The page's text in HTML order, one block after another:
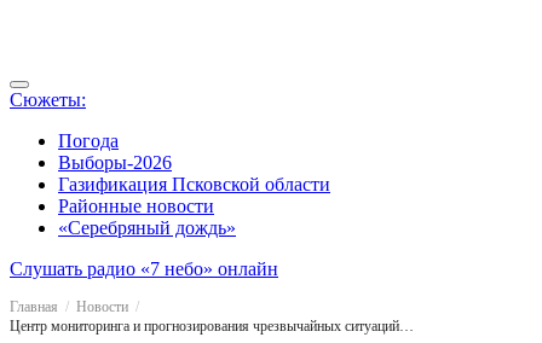
Сюжеты:
Погода
Выборы-2026
Газификация Псковской области
Районные новости
«Серебряный дождь»
Слушать радио «7 небо» онлайн
Главная
Новости
Центр мониторинга и прогнозирования чрезвычайных ситуаций подвел итоги за июль.